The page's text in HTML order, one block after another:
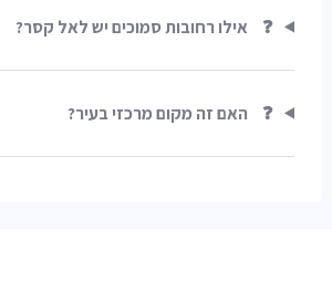
❓ אילו רחובות סמוכים יש לאל קסר?
❓ האם זה מקום מרכזי בעיר?